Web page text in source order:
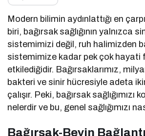
Modern bilimin aydınlattığı en
biri, bağırsak sağlığının yalnızca
sistemimizi değil, ruh halimizden
sistemimize kadar pek çok hayati
etkilediğidir. Bağırsaklarımız,
bakteri ve sinir hücresiyle adeta
çalışır. Peki, bağırsak sağlığımızı
nelerdir ve bu, genel sağlığımızı
Bağırsak-Beyin